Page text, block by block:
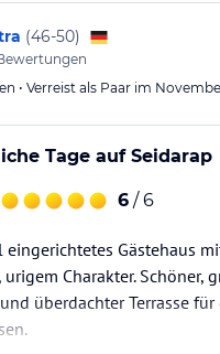
(46-50)
• Verreist als Paar im
Tage auf Seidarap
6 / 6
eingerichtetes Gästehaus
Charakter. Schöner,
überdachter Terrasse für